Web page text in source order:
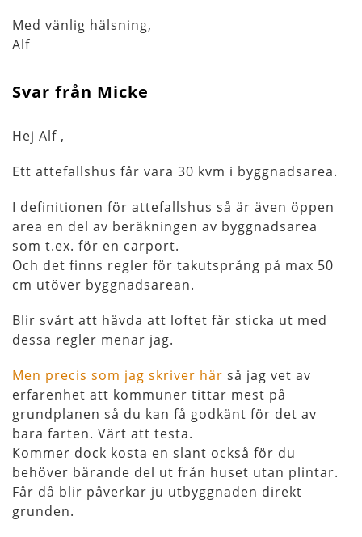
Med vänlig hälsning,
Alf
Svar från Micke
Hej Alf ,
Ett attefallshus får vara 30 kvm i byggnadsarea.
I definitionen för attefallshus så är även öppen
area en del av beräkningen av byggnadsarea
som t.ex. för en carport.
Och det finns regler för takutsprång på max 50
cm utöver byggnadsarean.
Blir svårt att hävda att loftet får sticka ut med
dessa regler menar jag.
Men precis som jag skriver här så jag vet av
erfarenhet att kommuner tittar mest på
grundplanen så du kan få godkänt för det av
bara farten. Värt att testa.
Kommer dock kosta en slant också för du
behöver bärande del ut från huset utan plintar.
Får då blir påverkar ju utbyggnaden direkt
grunden.